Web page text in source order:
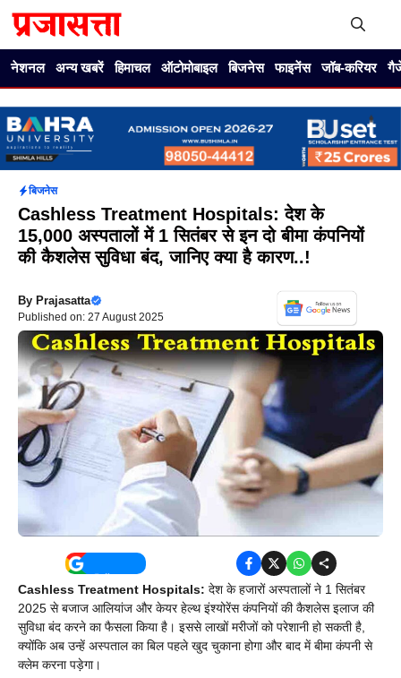
नेशनल अन्य खबरें हिमाचल ऑटोमोबाइल बिजनेस फाइनेंस जॉब-करियर
बिजनेस
Cashless Treatment Hospitals: देश के
15,000 अस्पतालों में 1 सितंबर से इन दो बीमा कंपनियों
की कैशलेस सुविधा बंद, जानिए क्या है कारण..!
By Prajasatta
Published on: 27 August 2025
Cashless Treatment Hospitals: देश के हजारों अस्पतालों ने 1 सितंबर
2025 से बजाज आलियांज और केयर हेल्थ इंश्योरेंस कंपनियों की कैशलेस इलाज की
सुविधा बंद करने का फैसला किया है। इससे लाखों मरीजों को परेशानी हो सकती है,
क्योंकि अब उन्हें अस्पताल का बिल पहले खुद चुकाना होगा और बाद में बीमा कंपनी से
क्लेम करना पड़ेगा।